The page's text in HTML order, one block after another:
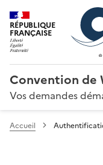
RÉPUBLIQUE
FRANÇAISE
Convention de
Vos demandes
Accueil